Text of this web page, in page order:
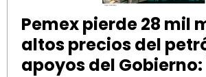
Pemex pierde 28 mil
altos precios del
apoyos del Gobierno: